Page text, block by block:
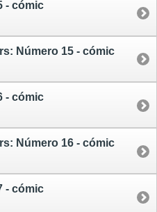
- cómic
Número 15 - cómic
- cómic
Número 16 - cómic
- cómic